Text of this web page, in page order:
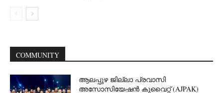
COMMUNITY
ആലപ്പുഴ ജില്ലാ പ്രവാസി
അസോസിയേഷൻ കുവൈറ്റ് (AJPAK)